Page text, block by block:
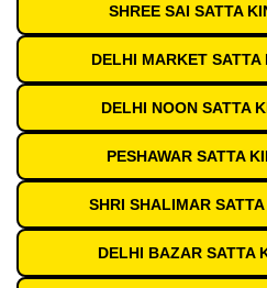
SHREE SAI SATTA
DELHI MARKET
DELHI NOON SATTA
PESHAWAR SATTA
SHRI SHALIMAR
DELHI BAZAR SATTA